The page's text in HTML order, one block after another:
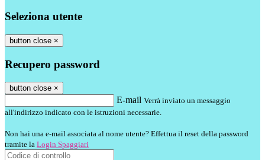
Seleziona utente
button close ×
Recupero password
button close ×
E-mail Verrà inviato un messaggio
all'indirizzo indicato con le istruzioni necessarie.
Non hai una e-mail associata al nome utente? Effettua il reset della password
tramite la Login Spaggiari